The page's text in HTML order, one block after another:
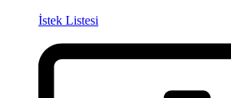
İstek Listesi